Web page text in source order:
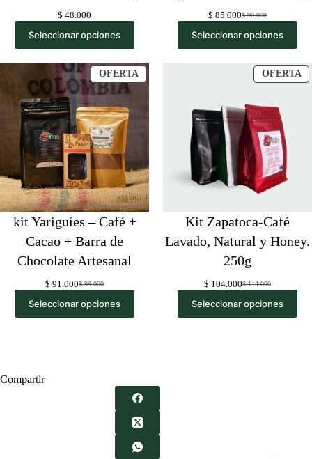
$ 48.000
Seleccionar opciones
$90.000
Original
price
was:
$ 85.000Current
price
is:
Seleccionar opciones
OFERTAPRODUCTO
EN
kit Yariguíes – Café +
Cacao + Barra de
Chocolate Artesanal
$99.000
Original
price
was:
$ 91.000Current
price
is:
Seleccionar opciones
OFERTA
Kit Zapatoca-Café
Lavado, Natural y Honey.
250g
$114.000
Original
price
was:
$ 104.000Current
price
is:
Seleccionar opciones
Compartir